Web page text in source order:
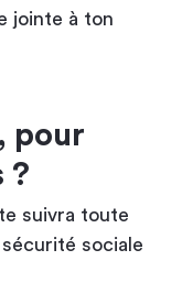
jointe à ton
pour
?
suivra toute
sociale